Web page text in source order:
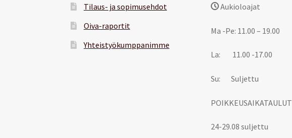
Tilaus- ja sopimusehdot
Oiva-raportit
Yhteistyökumppanimme
Aukioloajat
Ma -Pe: 11.00 – 19.00
La: 11.00 -17.00
Su: Suljettu
POIKKEUSAIKATAULUT
24-29.08 suljettu